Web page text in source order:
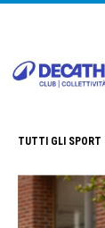
TUTTI GLI SPORT